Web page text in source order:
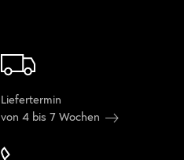
Liefertermin
von 4 bis 7 Wochen